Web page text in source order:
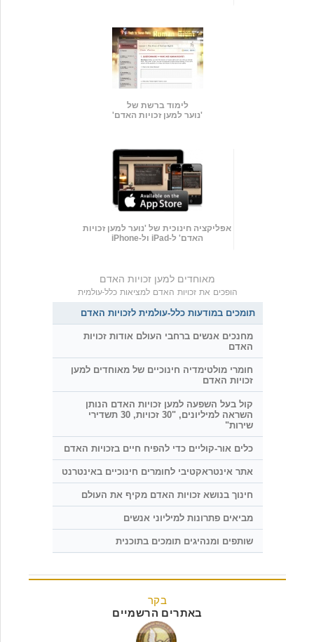
לימוד ברשת של
'נוער למען זכויות האדם'
אפליקציה חינוכית של 'נוער למען זכויות
האדם' ל-iPad ול-iPhone
מאוחדים למען זכויות האדם
הופכים את זכויות האדם למציאות כלל-עולמית
תומכים במודעות כלל-עולמית לזכויות האדם
מחנכים אנשים ברחבי העולם אודות זכויות
האדם
חומרי מולטימדיה חינוכיים של מאוחדים למען
זכויות האדם
קול בעל השפעה למען זכויות האדם הנותן
השראה למיליונים, "30 זכויות, 30 תשדירי
שירות"
כלים אור-קוליים כדי להפיח חיים בזכויות האדם
אתר אינטראקטיבי לחומרים חינוכיים באינטרנט
חינוך בנושא זכויות האדם מקיף את העולם
מביאים פתרונות למיליוני אנשים
שותפים ומנהיגים תומכים בתוכנית
בקר
באתרים הרשמיים